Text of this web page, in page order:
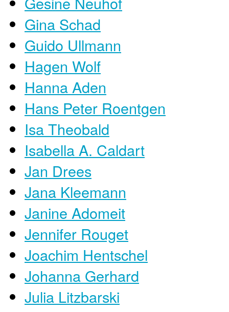
Gina Schad
Guido Ullmann
Hagen Wolf
Hanna Aden
Hans Peter Roentgen
Isa Theobald
Isabella A. Caldart
Jan Drees
Jana Kleemann
Janine Adomeit
Jennifer Rouget
Joachim Hentschel
Johanna Gerhard
Julia Litzbarski